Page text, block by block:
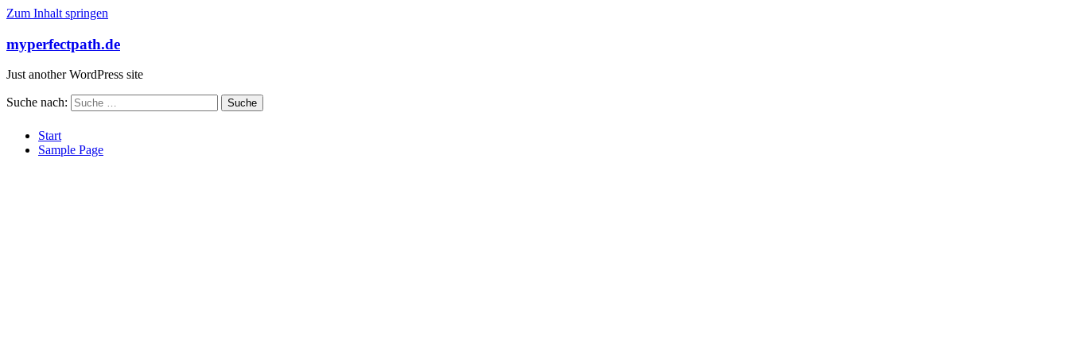
Zum Inhalt springen
myperfectpath.de
Just another WordPress site
Suche nach:
Start
Sample Page